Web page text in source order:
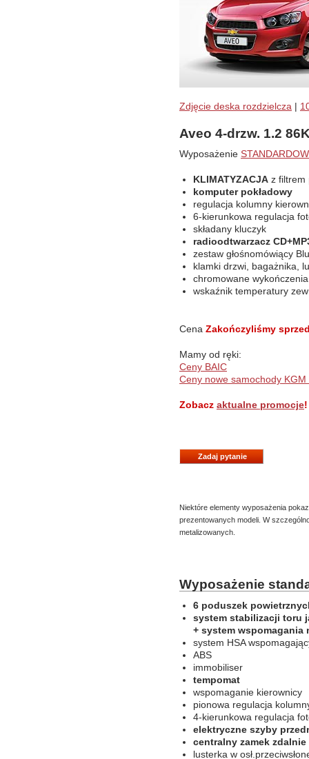
Zdjęcie deska rozdzielcza
Aveo 4-drzw. 1.2
Wyposażenie
KLIMATYZACJA z filtrem
komputer pokładowy
regulacja kolumny
6-kierunkowa regulacja
składany kluczyk
radioodtwarzacz
zestaw głośnomówiący
klamki drzwi, bagażnika,
chromowane
wskaźnik temperatury
Cena Zakończyliśmy
Mamy od ręki:
Ceny BAIC
Ceny nowe samochody KGM
Zobacz aktualne promocje!
Zadaj pytanie
Niektóre elementy wyposażenia
prezentowanych modeli. W
metalizowanych.
Wyposażenie
6 poduszek
system stabilizacji toru
+ system wspomagania
system HSA
ABS
immobiliser
tempomat
wspomaganie kierownicy
pionowa regulacja
4-kierunkowa regulacja
elektryczne szyby
centralny zamek
lusterka w